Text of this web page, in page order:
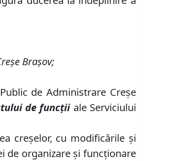
Braşov;
de Administrare Creşe
de funcţiiale Serviciului
creşelor, cu modificările şi
de organizare şi funcţionare